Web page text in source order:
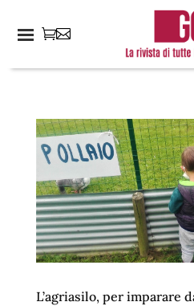
L’agriasilo, per imparare